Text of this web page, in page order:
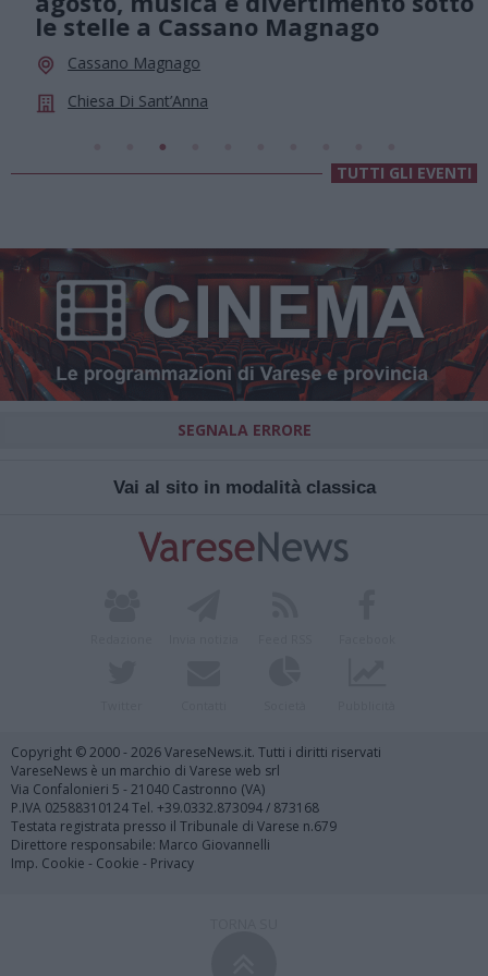
le stelle a Cassano Magnago
Cassano Magnago
Chiesa Di Sant’Anna
TUTTI GLI EVENTI
SEGNALA ERRORE
Vai al sito in modalità classica
Copyright © 2000 - 2026 VareseNews.it. Tutti i diritti riservati
VareseNews è un marchio di Varese web srl
Via Confalonieri 5 - 21040 Castronno (VA)
P.IVA 02588310124 Tel. +39.0332.873094 / 873168
Testata registrata presso il Tribunale di Varese n.679
Direttore responsabile: Marco Giovannelli
Imp. Cookie - Cookie - Privacy